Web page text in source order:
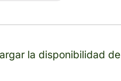
la disponibilidad de